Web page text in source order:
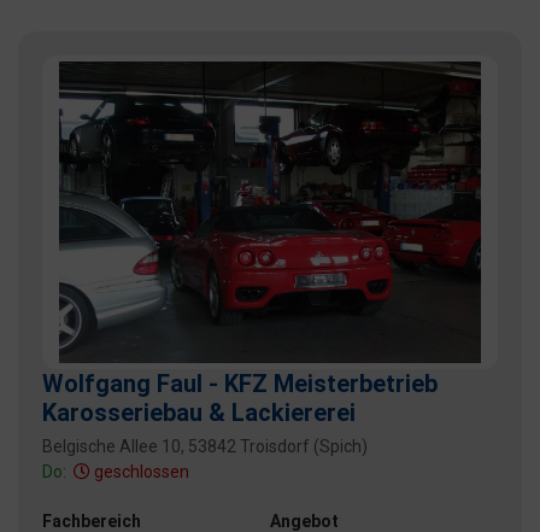
Wolfgang Faul - KFZ Meisterbetrieb
Karosseriebau & Lackiererei
Belgische Allee 10, 53842 Troisdorf (Spich)
Do:
geschlossen
Fachbereich
Angebot